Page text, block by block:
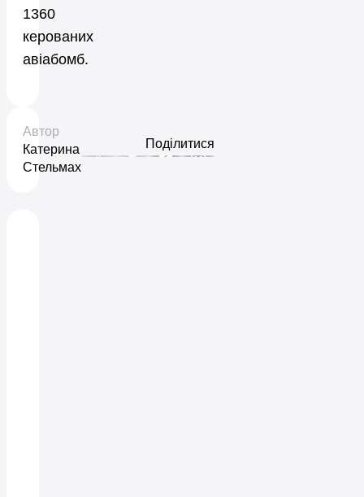
1360
керованих
авіабомб.
Автор
Катерина
Стельмах
Поділитися